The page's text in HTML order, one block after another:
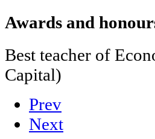
Awards and
Best teacher of
Capital)
Prev
Next